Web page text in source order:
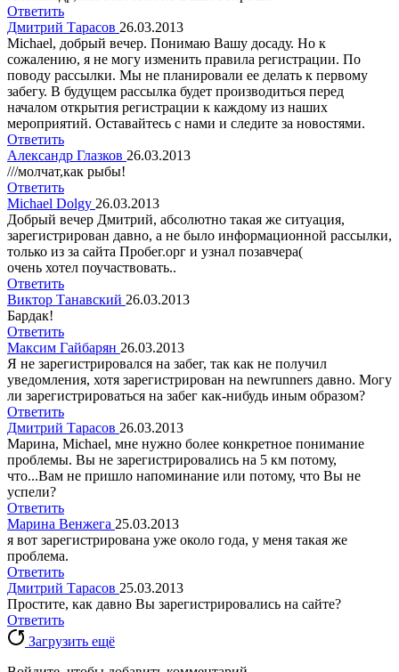
Ответить
Дмитрий Тарасов 26.03.2013
Michael, добрый вечер. Понимаю Вашу досаду. Но к
сожалению, я не могу изменить правила регистрации. По
поводу рассылки. Мы не планировали ее делать к первому
забегу. В будущем рассылка будет производиться перед
началом открытия регистрации к каждому из наших
мероприятий. Оставайтесь с нами и следите за новостями.
Ответить
Александр Глазков 26.03.2013
///молчат,как рыбы!
Ответить
Michael Dolgy 26.03.2013
Добрый вечер Дмитрий, абсолютно такая же ситуация,
зарегистрирован давно, а не было информационной рассылки,
только из за сайта Пробег.орг и узнал позавчера(
очень хотел поучаствовать..
Ответить
Виктор Танавский 26.03.2013
Бардак!
Ответить
Максим Гайбарян 26.03.2013
Я не зарегистрировался на забег, так как не получил
уведомления, хотя зарегистрирован на newrunners давно. Могу
ли зарегистрироваться на забег как-нибудь иным образом?
Ответить
Дмитрий Тарасов 26.03.2013
Марина, Michael, мне нужно более конкретное понимание
проблемы. Вы не зарегистрировались на 5 км потому,
что...Вам не пришло напоминание или потому, что Вы не
успели?
Ответить
Марина Венжега 25.03.2013
я вот зарегистрирована уже около года, у меня такая же
проблема.
Ответить
Дмитрий Тарасов 25.03.2013
Простите, как давно Вы зарегистрировались на сайте?
Ответить
Загрузить ещё